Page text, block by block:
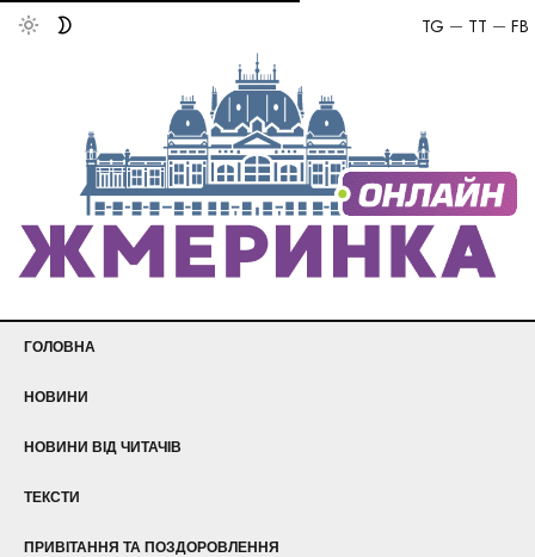
FB
TT
TG
ГОЛОВНА
НОВИНИ
НОВИНИ ВІД ЧИТАЧІВ
ТЕКСТИ
ПРИВІТАННЯ ТА ПОЗДОРОВЛЕННЯ